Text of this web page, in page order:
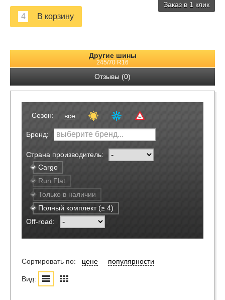
Заказ в 1 клик
Другие шины
245/70 R16
Отзывы (0)
Сезон: все
Бренд:
Страна производитель:
Cargo
Run Flat
Только в наличии
Полный комплект (≥ 4)
Off-road:
Сортировать по: цене популярности
Вид: